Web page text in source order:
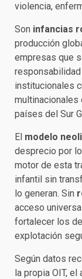
violencia,
Son infancias
producción
empresas que
institucionales
multinacionales
países del Sur
El modelo
desprecio por
motor de esta
infantil sin
lo generan. Sin
acceso
fortalecer los
explotación
Según datos
la propia OIT, el